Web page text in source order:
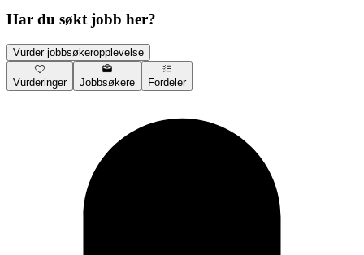
Har du søkt jobb her?
Vurder jobbsøkeropplevelse
Vurderinger Jobbsøkere Fordeler